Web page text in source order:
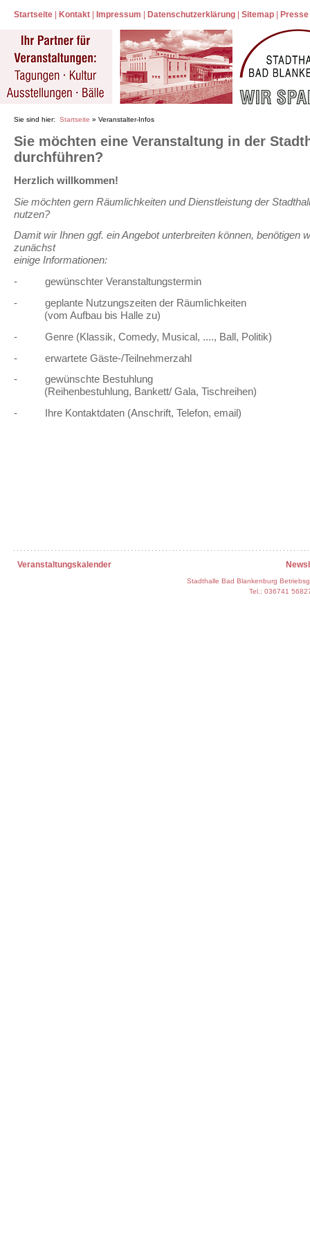
Startseite Kontakt Impressum Datenschutzerklärung Sitemap Presse
Sie sind hier: Startseite » Veranstalter-Infos
Sie möchten eine Veranstaltung in der
durchführen?
Herzlich willkommen!
Sie möchten gern Räumlichkeiten und Dienstleistung der
nutzen?
Damit wir Ihnen ggf. ein Angebot unterbreiten können, benötigen
zunächst
einige Informationen:
- gewünschter Veranstaltungstermin
- geplante Nutzungszeiten der Räumlichkeiten
(vom Aufbau bis Halle zu)
- Genre (Klassik, Comedy, Musical, ...., Ball, Politik)
- erwartete Gäste-/Teilnehmerzahl
- gewünschte Bestuhlung
(Reihenbestuhlung, Bankett/ Gala, Tischreihen)
- Ihre Kontaktdaten (Anschrift, Telefon, email)
Veranstaltungskalender
Stadthalle Bad Blankenburg
Tel.: 036741